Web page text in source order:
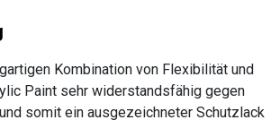
Kombination von Flexibilität und
Paint sehr widerstandsfähig gegen
somit ein ausgezeichneter Schutzlack